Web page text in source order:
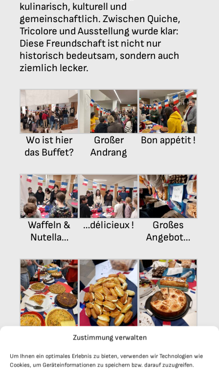
Zustimmung verwalten
Um Ihnen ein optimales Erlebnis zu bieten, verwenden wir Technologien wie
Cookies, um Geräteinformationen zu speichern bzw. darauf zuzugreifen.
kulinarisch, kulturell und
gemeinschaftlich. Zwischen Quiche,
Tricolore und Ausstellung wurde klar:
Diese Freundschaft ist nicht nur
historisch bedeutsam, sondern auch
ziemlich lecker.
Wo ist hier
das Buffet?
Großer
Andrang
Bon appétit !
Waffeln &
Nutella…
…délicieux !
Großes
Angebot…
Geschmack
etwas dabei!
Éclairs
pommes
alsacienne